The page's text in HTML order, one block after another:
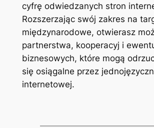
cyfrę odwiedzanych stron
Rozszerzając swój zakres na
międzynarodowe, otwierasz
partnerstwa, kooperacyj i
biznesowych, które mogą
się osiągalne przez
internetowej.